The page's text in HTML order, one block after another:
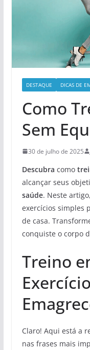
DESTAQUE DICAS DE
Como
Sem
30 de julho de 2025
Descubra como
alcançar seus
saúde. Neste
exercícios simples
de casa.
conquiste o corpo
Treino
Claro! Aqui está a
nas frases mais